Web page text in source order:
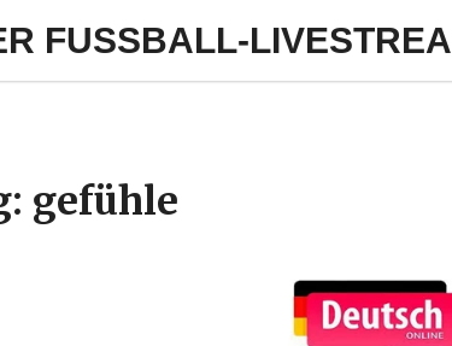
FUSSBALL-LIVESTREAM
gefühle